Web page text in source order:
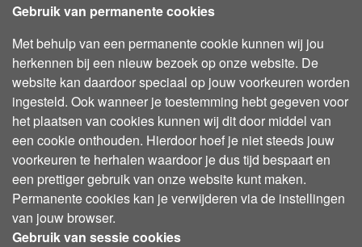
Gebruik van permanente cookies
Met behulp van een permanente cookie kunnen wij jou
herkennen bij een nieuw bezoek op onze website. De
website kan daardoor speciaal op jouw voorkeuren worden
ingesteld. Ook wanneer je toestemming hebt gegeven voor
het plaatsen van cookies kunnen wij dit door middel van
een cookie onthouden. Hierdoor hoef je niet steeds jouw
voorkeuren te herhalen waardoor je dus tijd bespaart en
een prettiger gebruik van onze website kunt maken.
Permanente cookies kan je verwijderen via de instellingen
van jouw browser.
Gebruik van sessie cookies